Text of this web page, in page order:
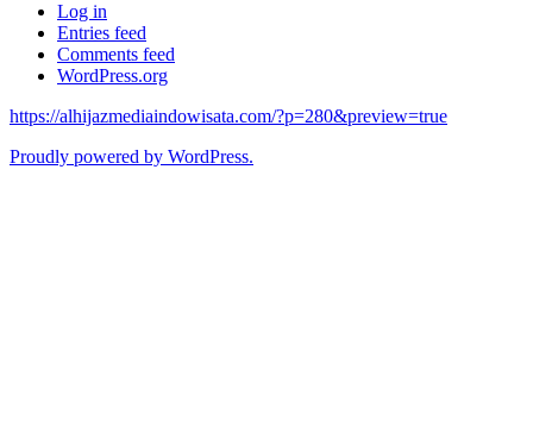
Log in
Entries feed
Comments feed
WordPress.org
https://alhijazmediaindowisata.com/?p=280&preview=true
Proudly powered by WordPress.